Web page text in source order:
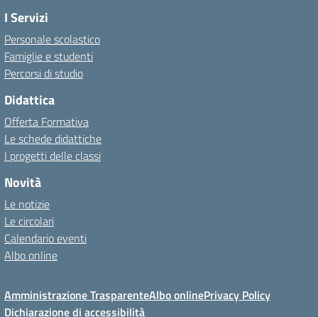
I Servizi
Personale scolastico
Famiglie e studenti
Percorsi di studio
Didattica
Offerta Formativa
Le schede didattiche
I progetti delle classi
Novità
Le notizie
Le circolari
Calendario eventi
Albo online
Amministrazione TrasparenteAlbo onlinePrivacy Policy
Dichiarazione di accessibilità